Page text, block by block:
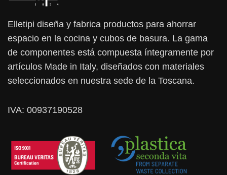
Elletipi diseña y fabrica productos para ahorrar
espacio en la cocina y cubos de basura. La gama
de componentes está compuesta íntegramente por
artículos Made in Italy, diseñados con materiales
seleccionados en nuestra sede de la Toscana.
IVA: 00937190528